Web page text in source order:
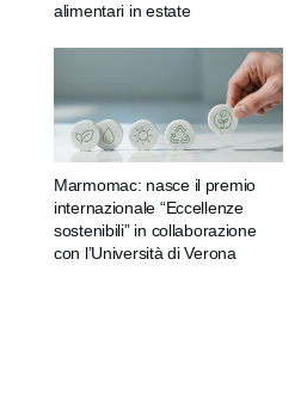
alimentari in estate
Marmomac: nasce il premio
internazionale “Eccellenze
sostenibili” in collaborazione
con l’Università di Verona